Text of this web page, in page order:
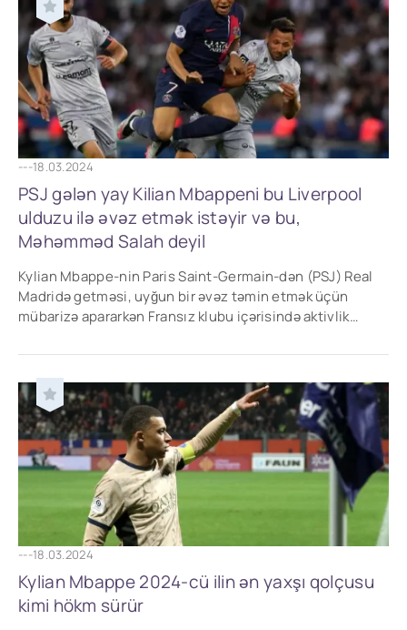
---18.03.2024
PSJ gələn yay Kilian Mbappeni bu Liverpool
ulduzu ilə əvəz etmək istəyir və bu,
Məhəmməd Salah deyil
Kylian Mbappe-nin Paris Saint-Germain-dən (PSJ) Real
Madridə getməsi, uyğun bir əvəz təmin etmək üçün
mübarizə apararkən Fransız klubu içərisində aktivlik
---18.03.2024
Kylian Mbappe 2024-cü ilin ən yaxşı qolçusu
kimi hökm sürür